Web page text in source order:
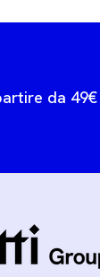
da 49€